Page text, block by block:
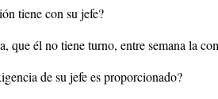
tiene con su jefe?
que él no tiene turno, entre semana la
de su jefe es proporcionado?